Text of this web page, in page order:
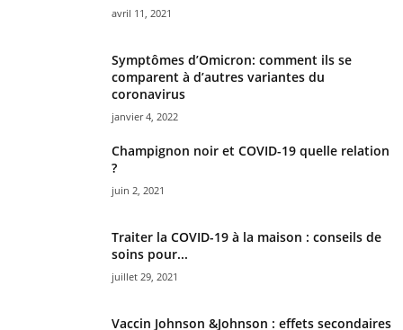
avril 11, 2021
Symptômes d’Omicron: comment ils se
comparent à d’autres variantes du
coronavirus
janvier 4, 2022
Champignon noir et COVID-19 quelle relation
?
juin 2, 2021
Traiter la COVID-19 à la maison : conseils de
soins pour...
juillet 29, 2021
Vaccin Johnson &Johnson : effets secondaires